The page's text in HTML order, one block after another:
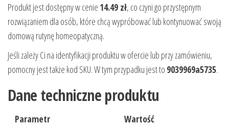
Produkt jest dostępny w cenie 14.49 zł, co czyni go przystępnym
rozwiązaniem dla osób, które chcą wypróbować lub kontynuować swoją
domową rutynę homeopatyczną.
Jeśli zależy Ci na identyfikacji produktu w ofercie lub przy zamówieniu,
pomocny jest także kod SKU. W tym przypadku jest to 9039969a5735.
Dane techniczne produktu
Parametr
Wartość